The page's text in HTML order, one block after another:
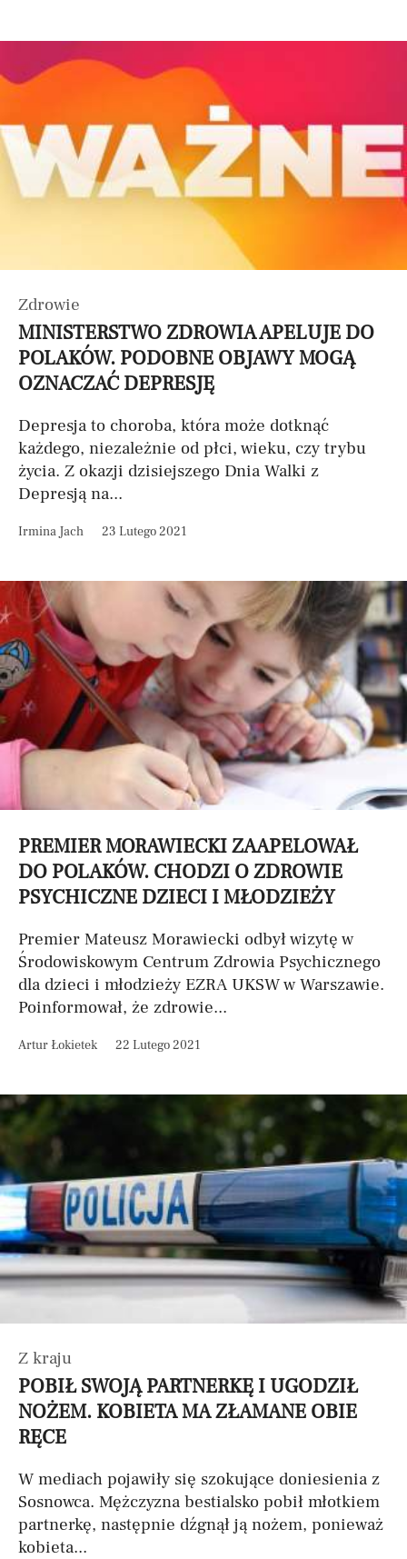
Zdrowie
MINISTERSTWO ZDROWIA APELUJE DO
POLAKÓW. PODOBNE OBJAWY MOGĄ
OZNACZAĆ DEPRESJĘ
Depresja to choroba, która może dotknąć
każdego, niezależnie od płci, wieku, czy trybu
życia. Z okazji dzisiejszego Dnia Walki z
Depresją na...
Irmina Jach 23 Lutego 2021
PREMIER MORAWIECKI ZAAPELOWAŁ
DO POLAKÓW. CHODZI O ZDROWIE
PSYCHICZNE DZIECI I MŁODZIEŻY
Premier Mateusz Morawiecki odbył wizytę w
Środowiskowym Centrum Zdrowia Psychicznego
dla dzieci i młodzieży EZRA UKSW w Warszawie.
Poinformował, że zdrowie...
Artur Łokietek 22 Lutego 2021
Z kraju
POBIŁ SWOJĄ PARTNERKĘ I UGODZIŁ
NOŻEM. KOBIETA MA ZŁAMANE OBIE
RĘCE
W mediach pojawiły się szokujące doniesienia z
Sosnowca. Mężczyzna bestialsko pobił młotkiem
partnerkę, następnie dźgnął ją nożem, ponieważ
kobieta...